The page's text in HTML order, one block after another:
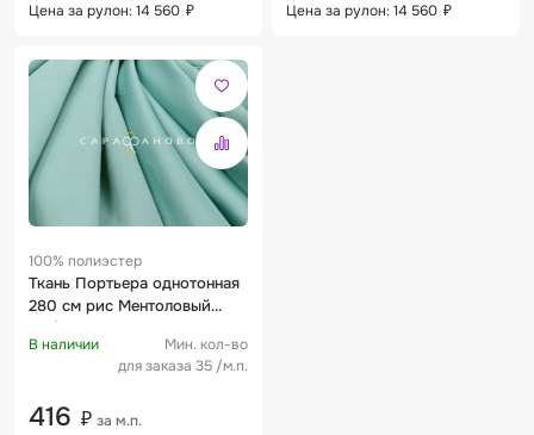
Цена за рулон: 14 560 ₽ Цена за рулон: 14 560 ₽
100% полиэстер
Ткань Портьера однотонная
280 см рис Ментоловый
116/280
В наличии
Мин. кол-во
для заказа 35 /м.п.
416 ₽ за м.п.